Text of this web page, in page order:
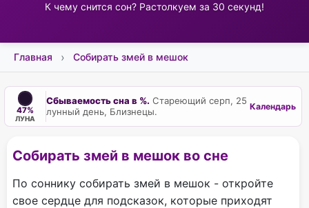
К чему снится сон? Растолкуем за 30 секунд!
Главная Собирать змей в мешок
47%
ЛУНА
Сбываемость сна в %. Стареющий серп, 25
лунный день, Близнецы.
Календарь
Собирать змей в мешок во сне
По соннику собирать змей в мешок - откройте
свое сердце для подсказок, которые приходят